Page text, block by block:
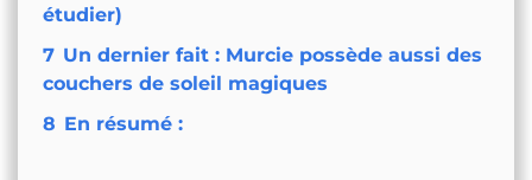
étudier)
7 Un dernier fait : Murcie possède aussi des
couchers de soleil magiques
8 En résumé :